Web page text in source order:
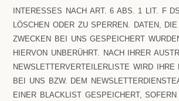
ERESSES NACH ART. 6 ABS. 1 LIT. F
CHEN ODER ZU SPERREN. DATEN, DIE ZU
CKEN BEI UNS GESPEICHERT WURDEN,
RVON UNBERÜHRT. NACH IHRER
SLETTERVERTEILERLISTE WIRD IHRE E-
UNS BZW. DEM
ER BLACKLIST GESPEICHERT, SOFERN